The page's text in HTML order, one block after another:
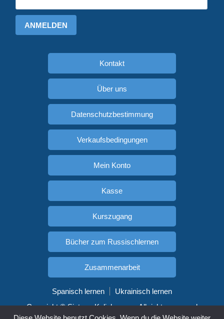
ANMELDEN
Kontakt
Über uns
Datenschutzbestimmung
Verkaufsbedingungen
Mein Konto
Kasse
Kurszugang
Bücher zum Russischlernen
Zusammenarbeit
Spanisch lernen
Ukrainisch lernen
Copyright © SistemaKalinka.com. All rights reserved